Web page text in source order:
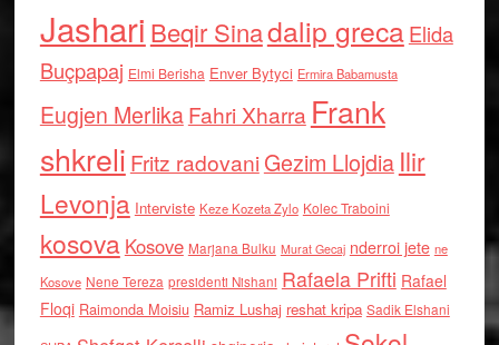
Jashari Beqir Sinadalip grecaElida
Buçpapaj Elmi Berisha Enver Bytyci Ermira Babamusta
Eugjen MerlikaFahri Xharra Frank
shkreli Fritz radovaniGezim Llojdia Ilir
Levonja Interviste Keze Kozeta Zylo Kolec Traboini
kosova Kosove Marjana Bulku Murat Gecaj nderroi jete ne
Kosove Nene Tereza presidenti Nishani Rafaela Prifti Rafael
Floqi Raimonda Moisiu Ramiz Lushaj reshat kripa Sadik Elshani